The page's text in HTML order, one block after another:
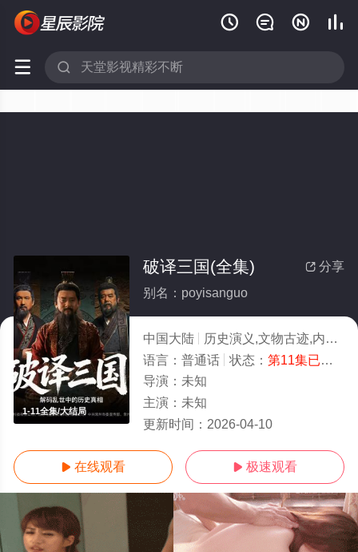
   
 
1-11全集/大结局
 分享
破译三国(全集)
别名：poyisanguo
中国大陆
历史演义,文物古迹,内地剧,内地
语言： 普通话 状态： 第11集已完结
导演： 未知
主演： 未知
更新时间： 2026-04-10
 在线观看  极速观看